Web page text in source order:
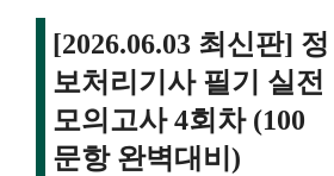
[2026.06.03 최신판] 정
보처리기사 필기 실전
모의고사 4회차 (100
문항 완벽대비)